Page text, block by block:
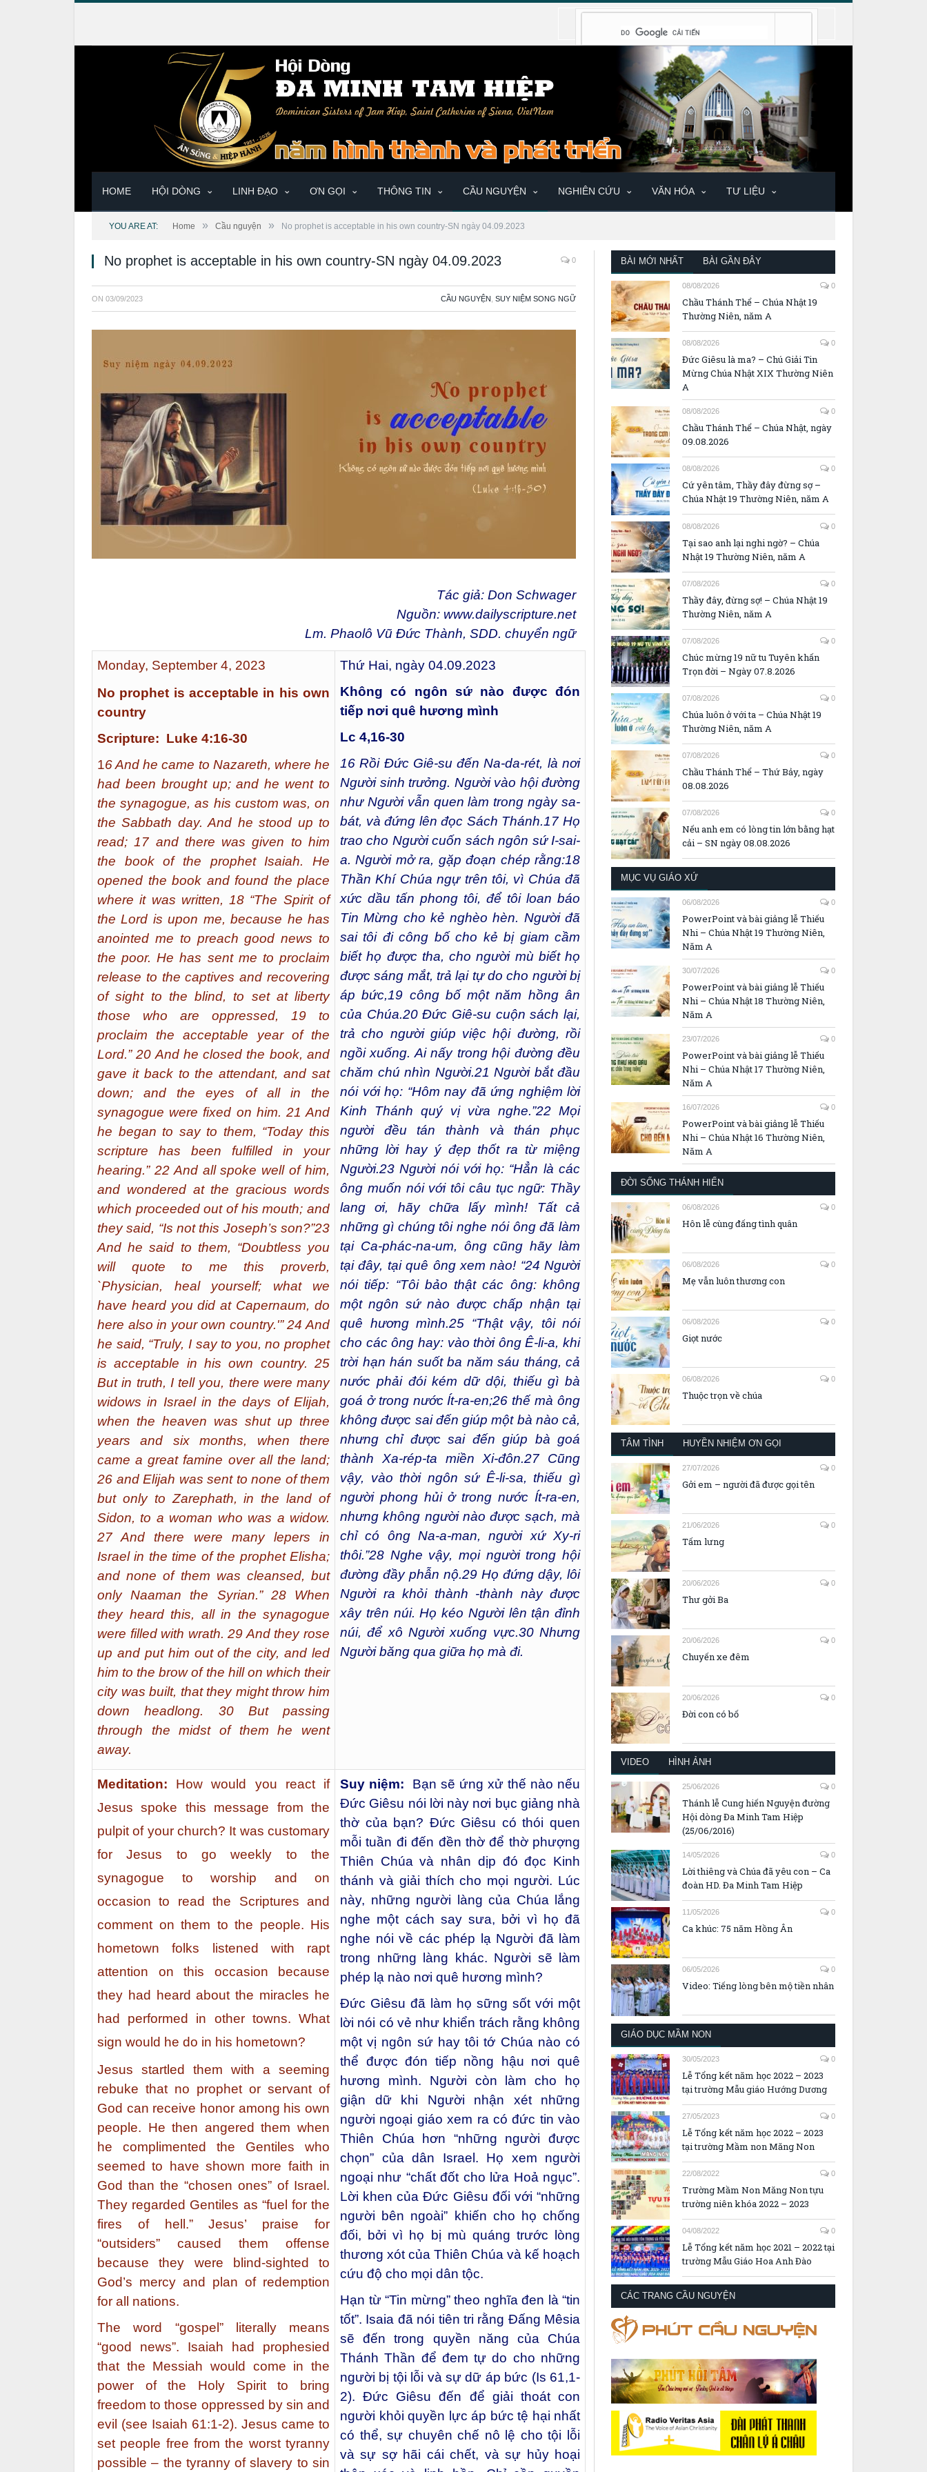
HOME HỘI DÒNG LINH ĐẠO ƠN GỌI THÔNG TIN CẦU NGUYỆN NGHIÊN CỨU VĂN HÓA TƯ LIỆU
YOU ARE AT: Home » Cầu nguyện » No prophet is acceptable in his own country-SN ngày 04.09.2023
No prophet is acceptable in his own country-SN ngày 04.09.2023 0
ON 03/09/2023 CẦU NGUYỆN SUY NIỆM SONG NGỮ
Tác giả: Don Schwager
Nguồn: www.dailyscripture.net
Lm. Phaolô Vũ Đức Thành, SDD. chuyển ngữ
Monday, September 4, 2023
No prophet is acceptable in his own
country
Scripture: Luke 4:16-30
16 And he came to Nazareth, where he
had been brought up; and he went to
the synagogue, as his custom was, on
the Sabbath day. And he stood up to
read; 17 and there was given to him
the book of the prophet Isaiah. He
opened the book and found the place
where it was written, 18 “The Spirit of
the Lord is upon me, because he has
anointed me to preach good news to
the poor. He has sent me to proclaim
release to the captives and recovering
of sight to the blind, to set at liberty
those who are oppressed, 19 to
proclaim the acceptable year of the
Lord.” 20 And he closed the book, and
gave it back to the attendant, and sat
down; and the eyes of all in the
synagogue were fixed on him. 21 And
he began to say to them, “Today this
scripture has been fulfilled in your
hearing.” 22 And all spoke well of him,
and wondered at the gracious words
which proceeded out of his mouth; and
they said, “Is not this Joseph’s son?”23
And he said to them, “Doubtless you
will quote to me this proverb,
`Physician, heal yourself; what we
have heard you did at Capernaum, do
here also in your own country.'” 24 And
he said, “Truly, I say to you, no prophet
is acceptable in his own country. 25
But in truth, I tell you, there were many
widows in Israel in the days of Elijah,
when the heaven was shut up three
years and six months, when there
came a great famine over all the land;
26 and Elijah was sent to none of them
but only to Zarephath, in the land of
Sidon, to a woman who was a widow.
27 And there were many lepers in
Israel in the time of the prophet Elisha;
and none of them was cleansed, but
only Naaman the Syrian.” 28 When
they heard this, all in the synagogue
were filled with wrath. 29 And they rose
up and put him out of the city, and led
him to the brow of the hill on which their
city was built, that they might throw him
down headlong. 30 But passing
through the midst of them he went
away.
Thứ Hai, ngày 04.09.2023
Không có ngôn sứ nào được đón
tiếp nơi quê hương mình
Lc 4,16-30
16 Rồi Đức Giê-su đến Na-da-rét, là nơi
Người sinh trưởng. Người vào hội đường
như Người vẫn quen làm trong ngày sa-
bát, và đứng lên đọc Sách Thánh.17 Họ
trao cho Người cuốn sách ngôn sứ I-sai-
a. Người mở ra, gặp đoạn chép rằng:18
Thần Khí Chúa ngự trên tôi, vì Chúa đã
xức dầu tấn phong tôi, để tôi loan báo
Tin Mừng cho kẻ nghèo hèn. Người đã
sai tôi đi công bố cho kẻ bị giam cầm
biết họ được tha, cho người mù biết họ
được sáng mắt, trả lại tự do cho người bị
áp bức,19 công bố một năm hồng ân
của Chúa.20Đức Giê-su cuộn sách lại,
trả cho người giúp việc hội đường, rồi
ngồi xuống. Ai nấy trong hội đường đều
chăm chú nhìn Người.21 Người bắt đầu
nói với họ: “Hôm nay đã ứng nghiệm lời
Kinh Thánh quý vị vừa nghe.”22 Mọi
người đều tán thành và thán phục
những lời hay ý đẹp thốt ra từ miệng
Người.23 Người nói với họ: “Hẳn là các
ông muốn nói với tôi câu tục ngữ: Thầy
lang ơi, hãy chữa lấy mình! Tất cả
những gì chúng tôi nghe nói ông đã làm
tại Ca-phác-na-um, ông cũng hãy làm
tại đây, tại quê ông xem nào! “24 Người
nói tiếp: “Tôi bảo thật các ông: không
một ngôn sứ nào được chấp nhận tại
quê hương mình.25 “Thật vậy, tôi nói
cho các ông hay: vào thời ông Ê-li-a, khi
trời hạn hán suốt ba năm sáu tháng, cả
nước phải đói kém dữ dội, thiếu gì bà
goá ở trong nước Ít-ra-en;26 thế mà ông
không được sai đến giúp một bà nào cả,
nhưng chỉ được sai đến giúp bà goá
thành Xa-rép-ta miền Xi-đôn.27 Cũng
vậy, vào thời ngôn sứ Ê-li-sa, thiếu gì
người phong hủi ở trong nước Ít-ra-en,
nhưng không người nào được sạch, mà
chỉ có ông Na-a-man, người xứ Xy-ri
thôi.”28 Nghe vậy, mọi người trong hội
đường đầy phẫn nộ.29 Họ đứng dậy, lôi
Người ra khỏi thành -thành này được
xây trên núi. Họ kéo Người lên tận đỉnh
núi, để xô Người xuống vực.30Nhưng
Người băng qua giữa họ mà đi.
Meditation: How would you react if
Jesus spoke this message from the
pulpit of your church? It was customary
for Jesus to go weekly to the
synagogue to worship and on
occasion to read the Scriptures and
comment on them to the people. His
hometown folks listened with rapt
attention on this occasion because
they had heard about the miracles he
had performed in other towns. What
sign would he do in his hometown?
Jesus startled them with a seeming
rebuke that no prophet or servant of
God can receive honor among his own
people. He then angered them when
he complimented the Gentiles who
seemed to have shown more faith in
God than the “chosen ones” of Israel.
They regarded Gentiles as “fuel for the
fires of hell.” Jesus’ praise for
“outsiders” caused them offense
because they were blind-sighted to
God’s mercy and plan of redemption
for all nations.
The word “gospel” literally means
“good news”. Isaiah had prophesied
that the Messiah would come in the
power of the Holy Spirit to bring
freedom to those oppressed by sin and
evil (see Isaiah 61:1-2). Jesus came to
set people free from the worst tyranny
possible – the tyranny of slavery to sin
Suy niệm: Bạn sẽ ứng xử thế nào nếu
Đức Giêsu nói lời này nơi bục giảng nhà
thờ của bạn? Đức Giêsu có thói quen
mỗi tuần đi đến đền thờ để thờ phượng
Thiên Chúa và nhân dịp đó đọc Kinh
thánh và giải thích cho mọi người. Lúc
này, những người làng của Chúa lắng
nghe một cách say sưa, bởi vì họ đã
nghe nói về các phép lạ Người đã làm
trong những làng khác. Người sẽ làm
phép lạ nào nơi quê hương mình?
Đức Giêsu đã làm họ sững sốt với một
lời nói có vẻ như khiển trách rằng không
một vị ngôn sứ hay tôi tớ Chúa nào có
thể được đón tiếp nồng hậu nơi quê
hương mình. Người còn làm cho họ
giận dữ khi Người nhận xét những
người ngoại giáo xem ra có đức tin vào
Thiên Chúa hơn “những người được
chọn” của dân Israel. Họ xem người
ngoại như “chất đốt cho lửa Hoả ngục”.
Lời khen của Đức Giêsu đối với “những
người bên ngoài” khiến cho họ chống
đối, bởi vì họ bị mù quáng trước lòng
thương xót của Thiên Chúa và kế hoạch
cứu độ cho mọi dân tộc.
Hạn từ “Tin mừng” theo nghĩa đen là “tin
tốt”. Isaia đã nói tiên tri rằng Đấng Mêsia
sẽ đến trong quyền năng của Chúa
Thánh Thần để đem tự do cho những
người bị tội lỗi và sự dữ áp bức (Is 61,1-
2). Đức Giêsu đến để giải thoát con
người khỏi quyền lực áp bức tệ hại nhất
có thể, sự chuyên chế nô lệ cho tội lỗi
và sự sợ hãi cái chết, và sự hủy hoại
BÀI MỚI NHẤT BÀI GẦN ĐÂY
08/08/2026 0
Chầu Thánh Thể – Chúa Nhật 19
Thường Niên, năm A
08/08/2026 0
Đức Giêsu là ma? – Chú Giải Tin
Mừng Chúa Nhật XIX Thường Niên
A
08/08/2026 0
Chầu Thánh Thể – Chúa Nhật, ngày
09.08.2026
08/08/2026 0
Cứ yên tâm, Thầy đây đừng sợ –
Chúa Nhật 19 Thường Niên, năm A
08/08/2026 0
Tại sao anh lại nghi ngờ? – Chúa
Nhật 19 Thường Niên, năm A
07/08/2026 0
Thầy đây, đừng sợ! – Chúa Nhật 19
Thường Niên, năm A
07/08/2026 0
Chúc mừng 19 nữ tu Tuyên khấn
Trọn đời – Ngày 07.8.2026
07/08/2026 0
Chúa luôn ở với ta – Chúa Nhật 19
Thường Niên, năm A
07/08/2026 0
Chầu Thánh Thể – Thứ Bảy, ngày
08.08.2026
07/08/2026 0
Nếu anh em có lòng tin lớn bằng hạt
cải – SN ngày 08.08.2026
MỤC VỤ GIÁO XỨ
06/08/2026 0
PowerPoint và bài giảng lễ Thiếu
Nhi – Chúa Nhật 19 Thường Niên,
Năm A
30/07/2026 0
PowerPoint và bài giảng lễ Thiếu
Nhi – Chúa Nhật 18 Thường Niên,
Năm A
23/07/2026 0
PowerPoint và bài giảng lễ Thiếu
Nhi – Chúa Nhật 17 Thường Niên,
Năm A
16/07/2026 0
PowerPoint và bài giảng lễ Thiếu
Nhi – Chúa Nhật 16 Thường Niên,
Năm A
ĐỜI SỐNG THÁNH HIẾN
06/08/2026 0
Hôn lễ cùng đấng tình quân
06/08/2026 0
Mẹ vẫn luôn thương con
06/08/2026 0
Giọt nước
06/08/2026 0
Thuộc trọn về chúa
TÂM TÌNH HUYỀN NHIỆM ƠN GỌI
27/07/2026 0
Gởi em – người đã được gọi tên
21/06/2026 0
Tấm lưng
20/06/2026 0
Thư gởi Ba
20/06/2026 0
Chuyến xe đêm
20/06/2026 0
Đời con có bố
VIDEO HÌNH ẢNH
25/06/2026 0
Thánh lễ Cung hiến Nguyện đường
Hội dòng Đa Minh Tam Hiệp
(25/06/2016)
14/05/2026 0
Lời thiêng và Chúa đã yêu con – Ca
đoàn HD. Đa Minh Tam Hiệp
11/05/2026 0
Ca khúc: 75 năm Hồng Ân
06/05/2026 0
Video: Tiếng lòng bên mộ tiền nhân
GIÁO DỤC MẦM NON
30/05/2023 0
Lễ Tổng kết năm học 2022 – 2023
tại trường Mẫu giáo Hướng Dương
27/05/2023 0
Lễ Tổng kết năm học 2022 – 2023
tại trường Mầm non Măng Non
22/08/2022 0
Trường Mầm Non Măng Non tựu
trường niên khóa 2022 – 2023
04/08/2022 0
Lễ Tổng kết năm học 2021 – 2022 tại
trường Mẫu Giáo Hoa Anh Đào
CÁC TRANG CẦU NGUYỆN